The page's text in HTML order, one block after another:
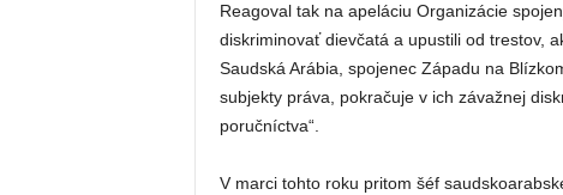
Reagoval tak na apeláciu Organizácie
diskriminovať dievčatá a upustili od trestov,
Saudská Arábia, spojenec Západu na
subjekty práva, pokračuje v ich závažnej
poručníctva“.
V marci tohto roku pritom šéf